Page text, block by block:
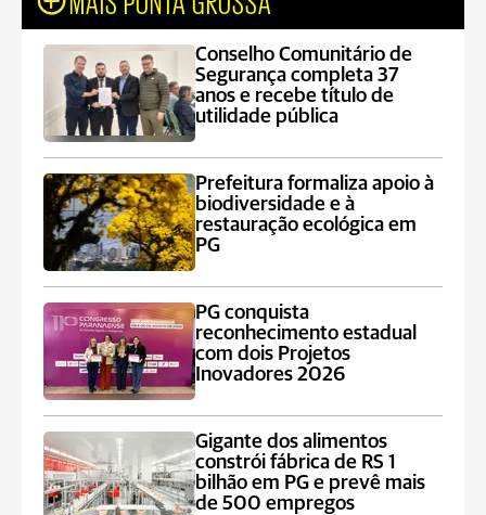
Conselho Comunitário de
Segurança completa 37
anos e recebe título de
utilidade pública
Prefeitura formaliza apoio à
biodiversidade e à
restauração ecológica em
PG
PG conquista
reconhecimento estadual
com dois Projetos
Inovadores 2026
Gigante dos alimentos
constrói fábrica de RS 1
bilhão em PG e prevê mais
de 500 empregos